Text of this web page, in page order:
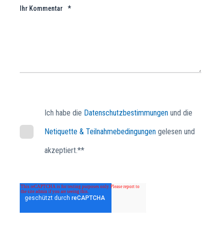
Ihr Kommentar *
Ich habe die Datenschutzbestimmungen und die
Netiquette & Teilnahmebedingungen gelesen und
akzeptiert.**